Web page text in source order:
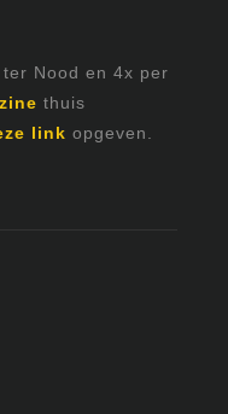
Nood en 4x per
thuis
link opgeven.